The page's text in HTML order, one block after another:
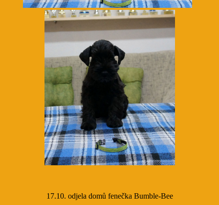
17.10. odjela domů fenečka Bumble-Bee